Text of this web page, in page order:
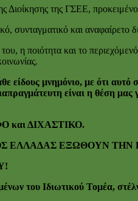
Διοίκησης της ΓΣΕΕ,
συνταγματικό και
η ποιότητα και το
είδους μνημόνιο, με ότι
είναι η θέση
και ΔΙΧΑΣΤΙΚΟ.
ΕΛΛΑΔΑΣ ΕΞΩΘΟΥΝ ΤΗΝ
του Ιδιωτικού Τομέα,